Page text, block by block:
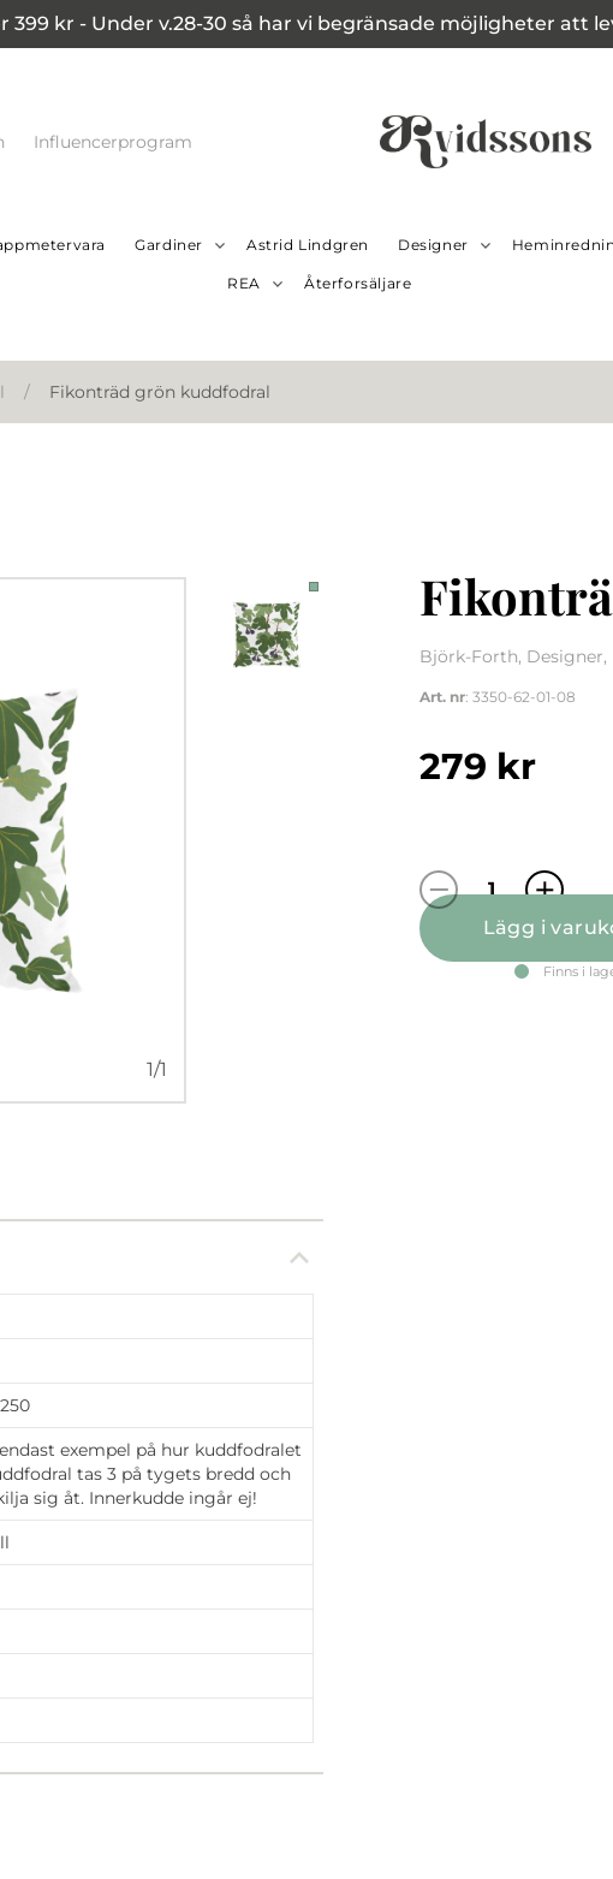
399 kr - Under v.28-30 så har vi begränsade möjligheter att
Influencerprogram
Gardiner Astrid Lindgren Designer
REA Återforsäljare
/ Fikonträd grön kuddfodral
1/1
Björk-Forth,
Art. nr: 3350-62-01-08
279 kr
Fikonträd
Lägg i
Finns i
exempel på hur kuddfodralet
tas 3 på tygets bredd och
sig åt. Innerkudde ingår ej!